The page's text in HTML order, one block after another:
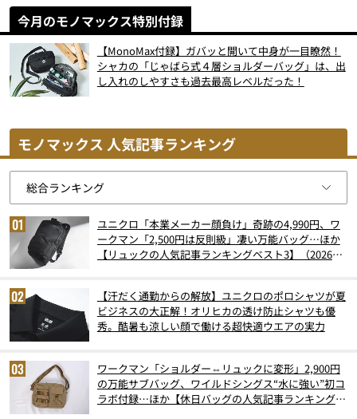
今月のモノマックス特別付録
【MonoMax付録】ガバッと開いて中身が一目瞭然！
シャカの「じゃばら式４層ショルダーバッグ」は、出
し入れのしやすさも過去最高レベルだった！
モノマックス 人気記事ランキング
ユニクロ「本業メーカー顔負け」奇跡の4,990円、ワ
ークマン「2,500円は反則級」凄い万能バッグ…ほか
【リュックの人気記事ランキングベスト3】（2026年
【汗だく通勤からの解放】ユニクロのポロシャツが夏
ビジネスの大正解！オリヒカの透け防止シャツも優
秀。酷暑も涼しい顔で働ける超快適ウエアの実力
ワークマン「ショルダー⇔リュックに変形」2,900円
の万能サブバッグ、ワイルドシングス“水に強い”初コ
ラボ付録…ほか【休日バッグの人気記事ランキングベ